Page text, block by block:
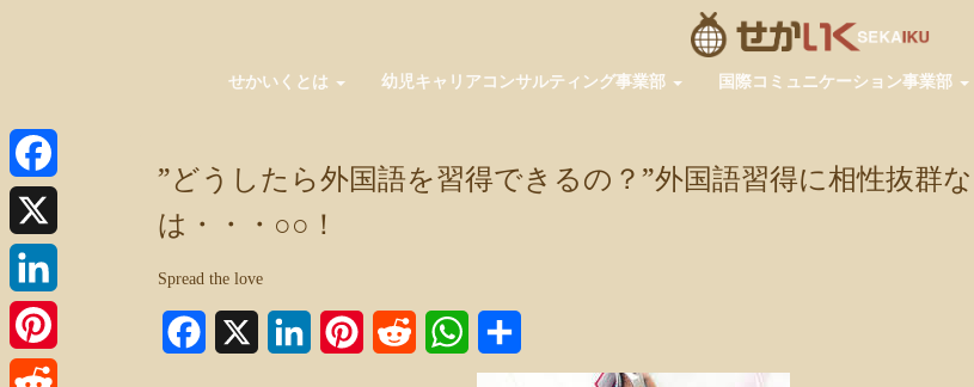
せかいくとは 幼児キャリアコンサルティング事業部 国際コミュニケーション事業部
”どうしたら外国語を習得できるの？”外国語習得に相性抜群
は・・・○○！
Spread the love
Facebook LinkedInPinterest Reddit WhatsApp
有
Facebook
X
LinkedIn
Pinterest